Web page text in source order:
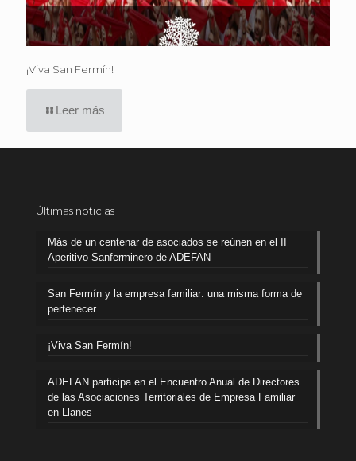
¡Viva San Fermín!
Leer más
Últimas noticias
Más de un centenar de asociados se reúnen en el II
Aperitivo Sanferminero de ADEFAN
San Fermín y la empresa familiar: una misma forma de
pertenecer
¡Viva San Fermín!
ADEFAN participa en el Encuentro Anual de Directores
de las Asociaciones Territoriales de Empresa Familiar
en Llanes